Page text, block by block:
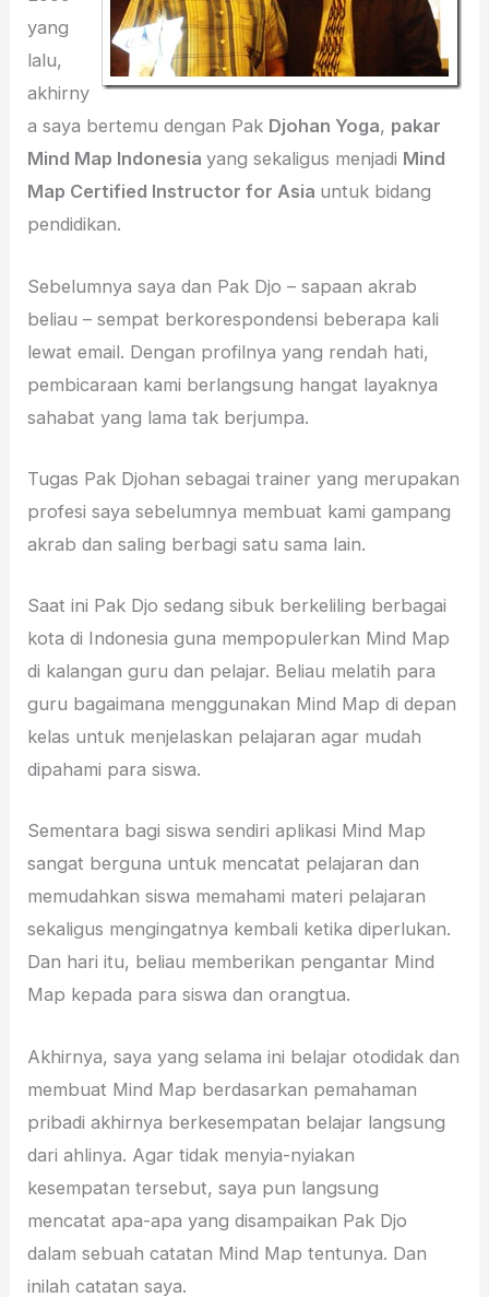
yang
lalu,
akhirny
a saya bertemu dengan Pak Djohan Yoga, pakar
Mind Map Indonesiayang sekaligus menjadi Mind
Map Certified Instructor for Asia untuk bidang
pendidikan.
Sebelumnya saya dan Pak Djo – sapaan akrab
beliau – sempat berkorespondensi beberapa kali
lewat email. Dengan profilnya yang rendah hati,
pembicaraan kami berlangsung hangat layaknya
sahabat yang lama tak berjumpa.
Tugas Pak Djohan sebagai trainer yang merupakan
profesi saya sebelumnya membuat kami gampang
akrab dan saling berbagi satu sama lain.
Saat ini Pak Djo sedang sibuk berkeliling berbagai
kota di Indonesia guna mempopulerkan Mind Map
di kalangan guru dan pelajar. Beliau melatih para
guru bagaimana menggunakan Mind Map di depan
kelas untuk menjelaskan pelajaran agar mudah
dipahami para siswa.
Sementara bagi siswa sendiri aplikasi Mind Map
sangat berguna untuk mencatat pelajaran dan
memudahkan siswa memahami materi pelajaran
sekaligus mengingatnya kembali ketika diperlukan.
Dan hari itu, beliau memberikan pengantar Mind
Map kepada para siswa dan orangtua.
Akhirnya, saya yang selama ini belajar otodidak dan
membuat Mind Map berdasarkan pemahaman
pribadi akhirnya berkesempatan belajar langsung
dari ahlinya. Agar tidak menyia-nyiakan
kesempatan tersebut, saya pun langsung
mencatat apa-apa yang disampaikan Pak Djo
dalam sebuah catatan Mind Map tentunya. Dan
inilah catatan saya.